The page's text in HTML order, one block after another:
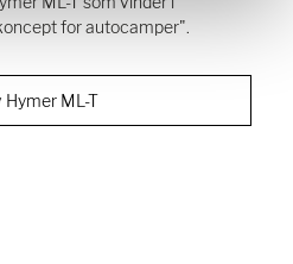
for autocamper".
Hymer ML-T